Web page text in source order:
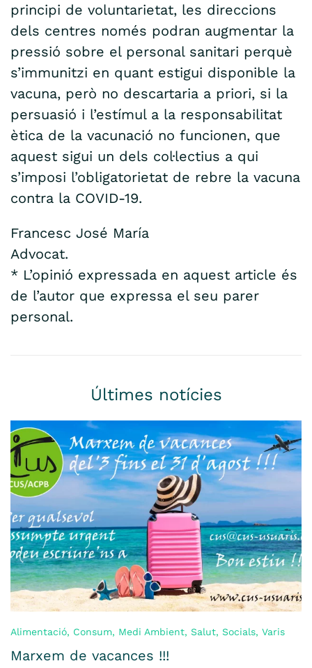
principi de voluntarietat, les direccions
dels centres només podran augmentar la
pressió sobre el personal sanitari perquè
s’immunitzi en quant estigui disponible la
vacuna, però no descartaria a priori, si la
persuasió i l’estímul a la responsabilitat
ètica de la vacunació no funcionen, que
aquest sigui un dels col·lectius a qui
s’imposi l’obligatorietat de rebre la vacuna
contra la COVID-19.
Francesc José María
Advocat.
* L’opinió expressada en aquest article és
de l’autor que expressa el seu parer
personal.
Últimes notícies
Alimentació, Consum, Medi Ambient, Salut, Socials, Varis
Marxem de vacances !!!